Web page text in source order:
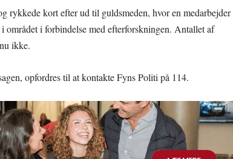
rykkede kort efter ud til guldsmeden, hvor en medarbejder
området i forbindelse med efterforskningen. Antallet af
ikke.
opfordres til at kontakte Fyns Politi på 114.